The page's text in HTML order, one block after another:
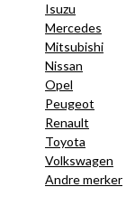
Isuzu
Mercedes
Mitsubishi
Nissan
Opel
Peugeot
Renault
Toyota
Volkswagen
Andre merker